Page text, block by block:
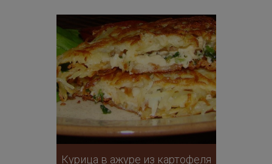
Курица в ажуре из картофеля